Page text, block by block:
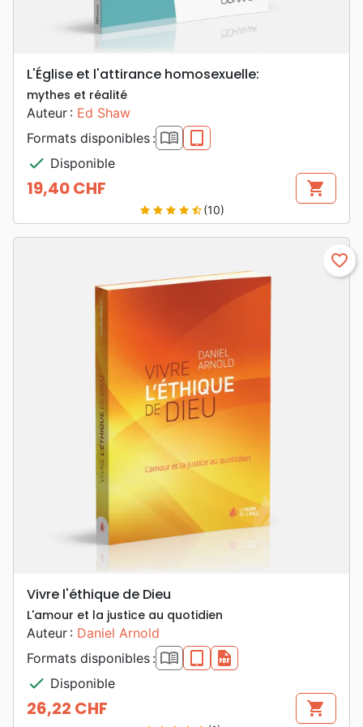
L'Église et l'attirance homosexuelle:
mythes et réalité
Auteur : Ed Shaw
Formats disponibles : book_open
epub
check Disponible
Prix
19,40 CHF shopping_cart
star star star star star_half(10)
favorite_border
Vivre l'éthique de Dieu
L'amour et la justice au quotidien
Auteur : Daniel Arnold
Formats disponibles : book_open epub
pdf
check Disponible
Prix
26,22 CHF shopping_cart